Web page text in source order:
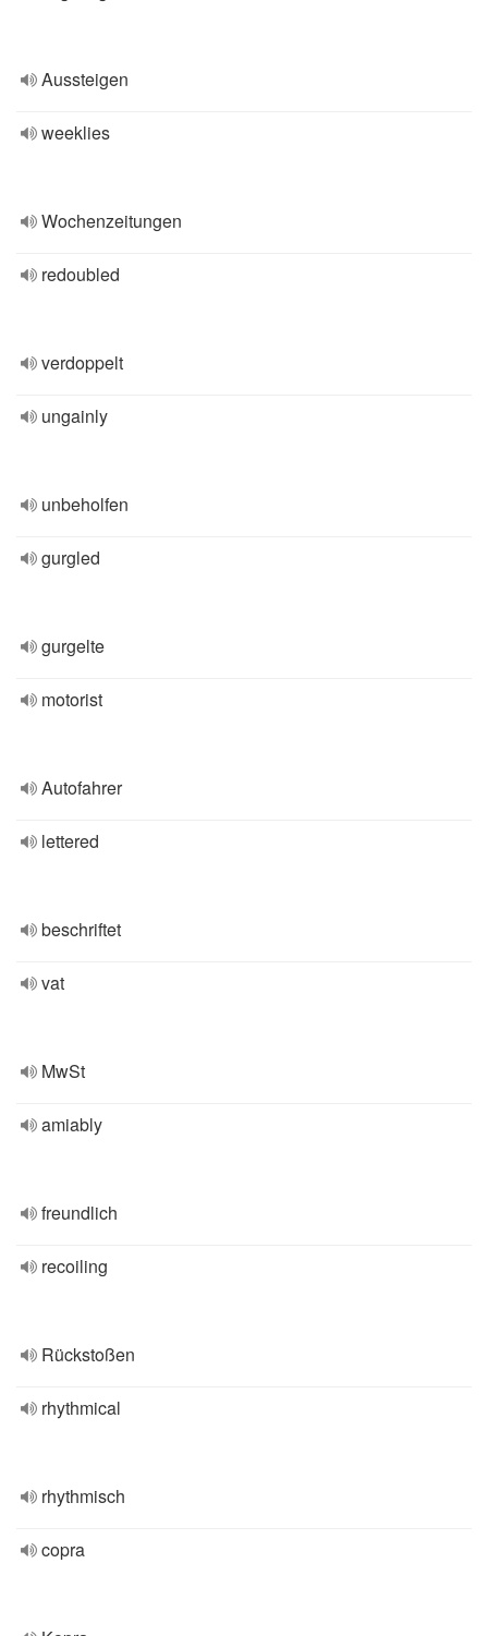
Aussteigen
weeklies
Wochenzeitungen
redoubled
verdoppelt
ungainly
unbeholfen
gurgled
gurgelte
motorist
Autofahrer
lettered
beschriftet
vat
MwSt
amiably
freundlich
recoiling
Rückstoßen
rhythmical
rhythmisch
copra